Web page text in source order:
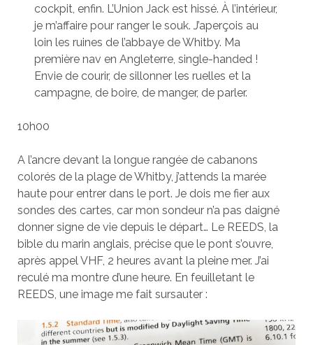
cockpit, enfin. L’Union Jack est hissé. À l’intérieur,
je m’affaire pour ranger le souk. J’aperçois au
loin les ruines de l’abbaye de Whitby. Ma
première nav en Angleterre, single-handed !
Envie de courir, de sillonner les ruelles et la
campagne, de boire, de manger, de parler.
10h00
A l’ancre devant la longue rangée de cabanons
colorés de la plage de Whitby, j’attends la marée
haute pour entrer dans le port. Je dois me fier aux
sondes des cartes, car mon sondeur n’a pas daigné
donner signe de vie depuis le départ… Le REEDS, la
bible du marin anglais, précise que le pont s’ouvre,
après appel VHF, 2 heures avant la pleine mer. J’ai
reculé ma montre d’une heure. En feuilletant le
REEDS, une image me fait sursauter :